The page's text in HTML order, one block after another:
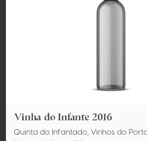
Vinha do Infante 2016
Quinta do Infantado, Vinhos do